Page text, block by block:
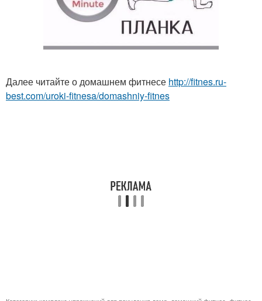
Далее читайте о домашнем фитнесе http://fitnes.ru-
best.com/uroki-fitnesa/domashniy-fitnes